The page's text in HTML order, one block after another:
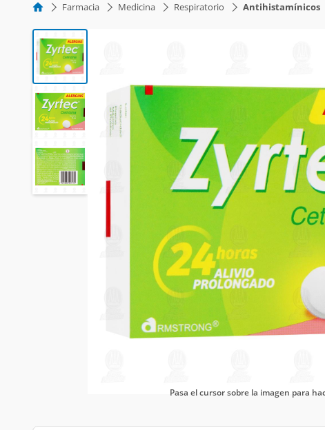
Farmacia Medicina Respiratorio Antihistamínicos
Pasa el cursor sobre la imagen para